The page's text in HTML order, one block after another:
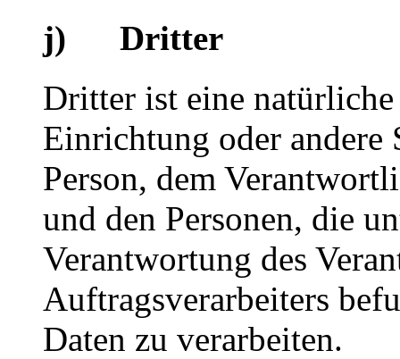
j) Dritter
Dritter ist eine
Einrichtung oder andere
Person, dem
und den Personen, die
Verantwortung des
Auftragsverarbeiters
Daten zu verarbeiten.